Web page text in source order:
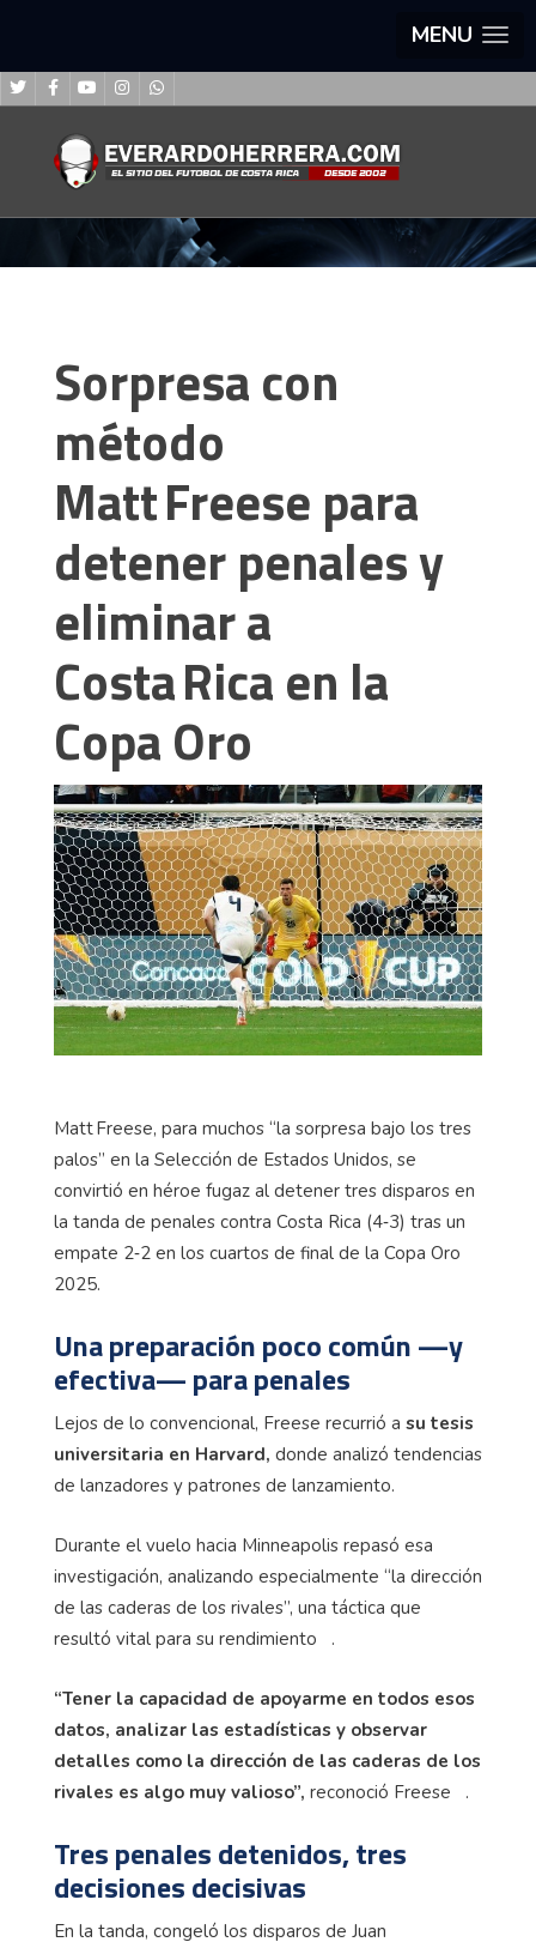
MENU
Sorpresa con
método
Matt Freese para
detener penales y
eliminar a
Costa Rica en la
Copa Oro
Matt Freese, para muchos “la sorpresa bajo los tres
palos” en la Selección de Estados Unidos, se
convirtió en héroe fugaz al detener tres disparos en
la tanda de penales contra Costa Rica (4‑3) tras un
empate 2‑2 en los cuartos de final de la Copa Oro
2025.
Una preparación poco común —y
efectiva— para penales
Lejos de lo convencional, Freese recurrió a su tesis
universitaria en Harvard, donde analizó tendencias
de lanzadores y patrones de lanzamiento.
Durante el vuelo hacia Minneapolis repasó esa
investigación, analizando especialmente “la dirección
de las caderas de los rivales”, una táctica que
resultó vital para su rendimiento .
“Tener la capacidad de apoyarme en todos esos
datos, analizar las estadísticas y observar
detalles como la dirección de las caderas de los
rivales es algo muy valioso”, reconoció Freese .
Tres penales detenidos, tres
decisiones decisivas
En la tanda, congeló los disparos de Juan